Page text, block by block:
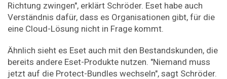
Richtung zwingen", erklärt Schröder. Eset habe auch
Verständnis dafür, dass es Organisationen gibt, für die
eine Cloud-Lösung nicht in Frage kommt.
Ähnlich sieht es Eset auch mit den Bestandskunden, die
bereits andere Eset-Produkte nutzen. "Niemand muss
jetzt auf die Protect-Bundles wechseln", sagt Schröder.